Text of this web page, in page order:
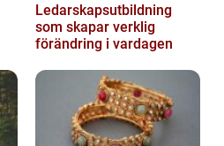
Ledarskapsutbildning
som skapar verklig
förändring i vardagen